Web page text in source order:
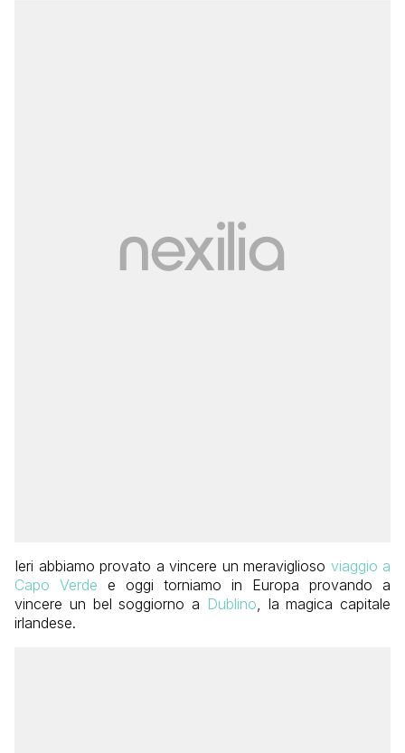
Ieri abbiamo provato a vincere un meraviglioso viaggio a
Capo Verde e oggi torniamo in Europa provando a
vincere un bel soggiorno a Dublino , la magica capitale
irlandese.